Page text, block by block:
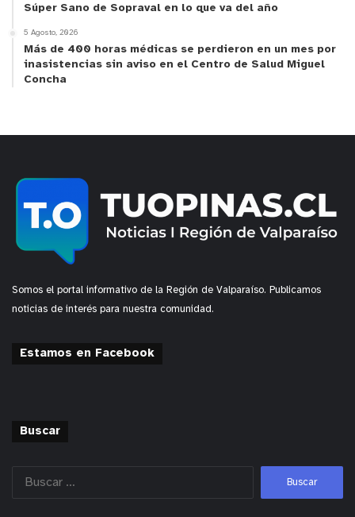
Súper Sano de Sopraval en lo que va del año
5 Agosto, 2026
Más de 400 horas médicas se perdieron en un mes por
inasistencias sin aviso en el Centro de Salud Miguel
Concha
Somos el portal informativo de la Región de Valparaíso. Publicamos
noticias de interés para nuestra comunidad.
Estamos en Facebook
Buscar